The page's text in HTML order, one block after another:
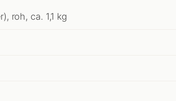
roh, ca. 1,1 kg